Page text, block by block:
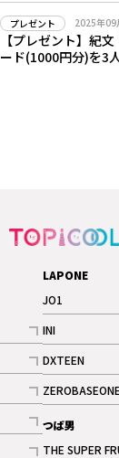
プレゼント 2025年09
【プレゼント】紀
ード(1000円分)を3
LAPONE
JO1
記事
INI
記事
ギャラリー
DXTEEN
記事
ギャラリー
ZEROBASEONE
記事
つば男
THE SUPER